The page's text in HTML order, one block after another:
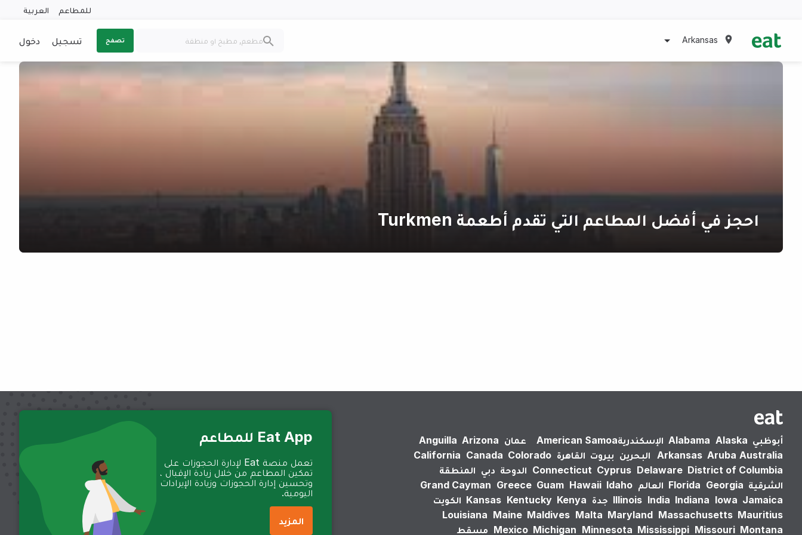
للمطاعم العربية
Arkansas تصفح تسجيل دخول
احجز في أفضل المطاعم التي تقدم أطعمة Turkmen
أبوظبي Alabama Alaska الإسكندرية‎American Samoa عمان Anguilla Arizona
Arkansas Aruba Australia البحرين بيروت القاهرة California Canada Colorado
Connecticut Cyprus Delaware District of Columbia الدوحة دبي المنطقة
الشرقية
Florida Georgia العالم Grand Cayman Greece Guam Hawaii Idaho
Illinois India Indiana Iowa Jamaica جدة Kansas Kentucky Kenya
الكويت
Louisiana Maine Maldives Malta Maryland Massachusetts Mauritius
Mexico Michigan Minnesota Mississippi Missouri Montana مسقط
Eat App للمطاعم
تعمل منصة Eat لإدارة الحجوزات على
تمكين المطاعم من خلال زيادة الإقبال ،
وتحسين إدارة الحجوزات وزيادة الإيرادات
اليومية.
المزيد